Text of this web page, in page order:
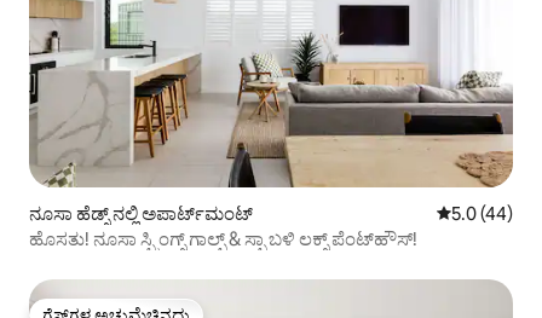
ನೂಸಾ ಹೆಡ್ಸ್ ನಲ್ಲಿ ಅಪಾರ್ಟ್‌ಮಂಟ್ 5 ರಲ್ಲಿ 5.0
5.0 (44)
ಹೊಸತು! ನೂಸಾ ಸ್ಪ್ರಿಂಗ್ಸ್ ಗಾಲ್ಫ್ & ಸ್ಪಾ ಬಳಿ ಲಕ್ಸ್ ಪೆಂಟ್‌ಹೌಸ್!